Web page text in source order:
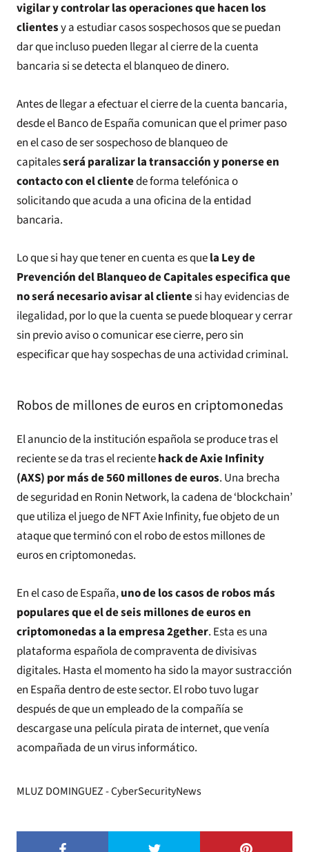
vigilar y controlar las operaciones que hacen los
clientesy a estudiar casos sospechosos que se puedan
dar que incluso pueden llegar al cierre de la cuenta
bancaria si se detecta el blanqueo de dinero.
Antes de llegar a efectuar el cierre de la cuenta bancaria,
desde el Banco de España comunican que el primer paso
en el caso de ser sospechoso de blanqueo de
capitalesserá paralizar la transacción y ponerse en
contacto con el clientede forma telefónica o
solicitando que acuda a una oficina de la entidad
bancaria.
Lo que si hay que tener en cuenta es quela Ley de
Prevención del Blanqueo de Capitalesespecifica que
no será necesario avisar al clientesi hay evidencias de
ilegalidad, por lo que la cuenta se puede bloquear y cerrar
sin previo aviso o comunicar ese cierre, pero sin
especificar que hay sospechas de una actividad criminal.
Robos de millones de euros en criptomonedas
El anuncio de la institución española se produce tras el
reciente se da tras el recientehack de Axie Infinity
(AXS) por más de 560 millones de euros. Una brecha
de seguridad en Ronin Network, la cadena de ‘blockchain’
que utiliza el juego de NFT Axie Infinity, fue objeto de un
ataque que terminó con el robo de estos millones de
euros en criptomonedas.
En el caso de España,uno de los casos de robos más
populares que el de seis millones de euros en
criptomonedas a la empresa 2gether. Esta es una
plataforma española de compraventa de divisivas
digitales. Hasta el momento ha sido la mayor sustracción
en España dentro de este sector. El robo tuvo lugar
después de que un empleado de la compañía se
descargase una película pirata de internet, que venía
acompañada de un virus informático.
MLUZ DOMINGUEZ - CyberSecurityNews